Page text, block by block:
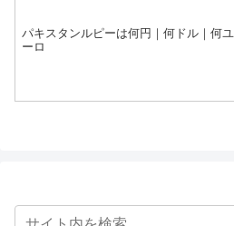
パキスタンルピーは何円｜何ドル｜何ユ
ーロ